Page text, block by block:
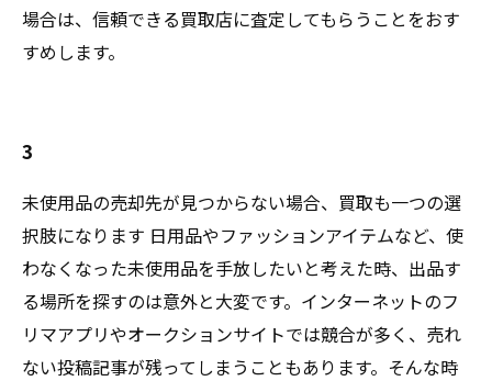
場合は、信頼できる買取店に査定してもらうことをおす
すめします。
3
未使用品の売却先が見つからない場合、買取も一つの選
択肢になります 日用品やファッションアイテムなど、使
わなくなった未使用品を手放したいと考えた時、出品す
る場所を探すのは意外と大変です。インターネットのフ
リマアプリやオークションサイトでは競合が多く、売れ
ない投稿記事が残ってしまうこともあります。そんな時